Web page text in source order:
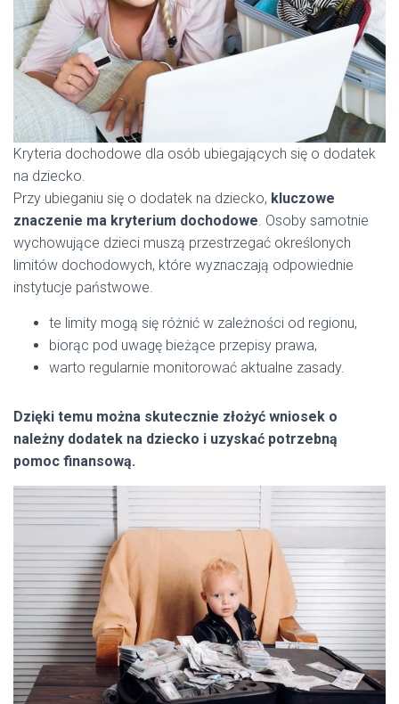
Kryteria dochodowe dla osób ubiegających się o dodatek
na dziecko.
Przy ubieganiu się o dodatek na dziecko, kluczowe
znaczenie ma kryterium dochodowe . Osoby samotnie
wychowujące dzieci muszą przestrzegać określonych
limitów dochodowych, które wyznaczają odpowiednie
instytucje państwowe.
te limity mogą się różnić w zależności od regionu,
biorąc pod uwagę bieżące przepisy prawa,
warto regularnie monitorować aktualne zasady.
Dzięki temu można skutecznie złożyć wniosek o
należny dodatek na dziecko i uzyskać potrzebną
pomoc finansową.